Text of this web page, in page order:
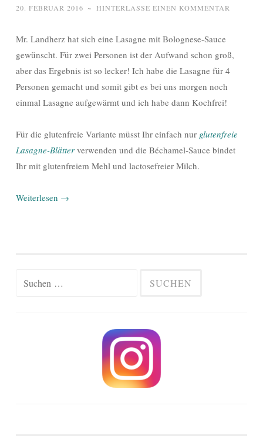
20. FEBRUAR 2016 ~ HINTERLASSE EINEN KOMMENTAR
Mr. Landherz hat sich eine Lasagne mit Bolognese-Sauce
gewünscht. Für zwei Personen ist der Aufwand schon groß,
aber das Ergebnis ist so lecker! Ich habe die Lasagne für 4
Personen gemacht und somit gibt es bei uns morgen noch
einmal Lasagne aufgewärmt und ich habe dann Kochfrei!
Für die glutenfreie Variante müsst Ihr einfach nur glutenfreie
Lasagne-Blätter verwenden und die Béchamel-Sauce bindet
Ihr mit glutenfreiem Mehl und lactosefreier Milch.
Weiterlesen →
Suchen